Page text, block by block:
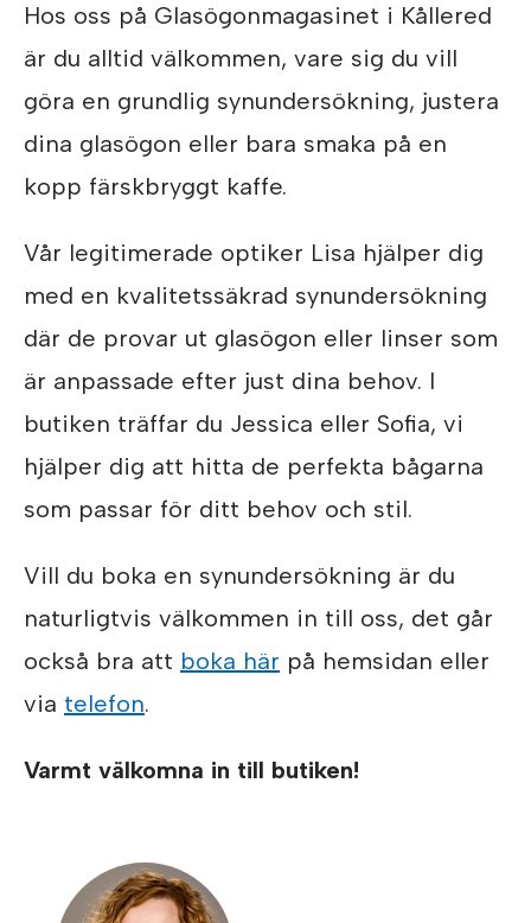
Hos oss på Glasögonmagasinet i Kållered
är du alltid välkommen, vare sig du vill
göra en grundlig synundersökning, justera
dina glasögon eller bara smaka på en
kopp färskbryggt kaffe.
Vår legitimerade optiker Lisa hjälper dig
med en kvalitetssäkrad synundersökning
där de provar ut glasögon eller linser som
är anpassade efter just dina behov. I
butiken träffar du Jessica eller Sofia, vi
hjälper dig att hitta de perfekta bågarna
som passar för ditt behov och stil.
Vill du boka en synundersökning är du
naturligtvis välkommen in till oss, det går
också bra att boka här på hemsidan eller
via telefon.
Varmt välkomna in till butiken!